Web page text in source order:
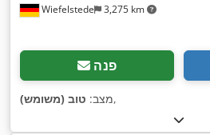
Wiefelstede 3,275 km
פנה
מצב: טוב (משומש) ,